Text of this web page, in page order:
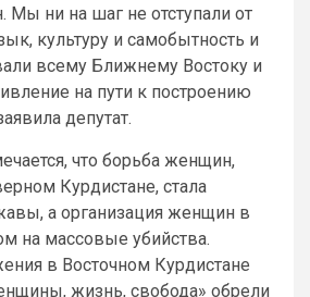
Мы ни на шаг не отступали от
культуру и самобытность и
всему Ближнему Востоку и
на пути к построению
депутат.
что борьба женщин,
Курдистане, стала
а организация женщин в
на массовые убийства.
в Восточном Курдистане
жизнь, свобода» обрели